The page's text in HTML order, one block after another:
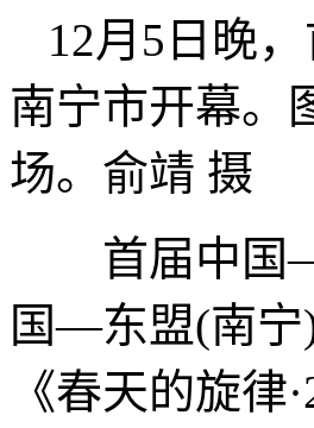
12月5日晚
南宁市开幕。
场。俞靖 摄
首届中国—
国—东盟(南
《春天的旋